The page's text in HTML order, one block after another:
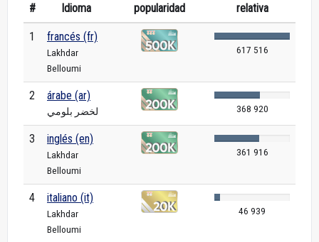
# Idioma
popularidad
relativa
1 francés (fr)
Lakhdar
Belloumi
617 516
2 árabe (ar)
لخضر بلومي 368 920
3 inglés (en)
Lakhdar
Belloumi
361 916
4 italiano (it)
Lakhdar
Belloumi
46 939